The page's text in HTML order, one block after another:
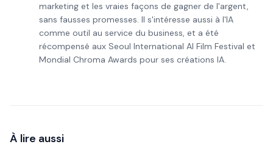
marketing et les vraies façons de gagner de l'argent,
sans fausses promesses. Il s'intéresse aussi à l'IA
comme outil au service du business, et a été
récompensé aux Seoul International AI Film Festival et
Mondial Chroma Awards pour ses créations IA.
À lire aussi